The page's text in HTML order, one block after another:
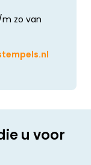
zo van
u voor